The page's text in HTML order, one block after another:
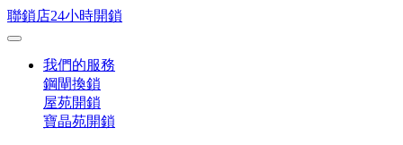
聯鎖店24小時開鎖
我們的服務
鋼閘換鎖
屋苑開鎖
寶晶苑開鎖